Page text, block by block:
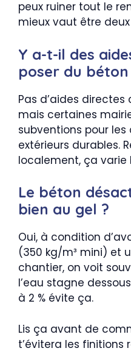
peux ruiner tout le
mieux vaut être
Y a-t-il des
poser du
Pas d’aides directes
mais certaines
subventions pour
extérieurs durables.
localement, ça varie
Le béton
bien au gel ?
Oui, à condition
(350 kg/m³ mini) et
chantier, on voit
l’eau stagne
à 2 % évite ça.
Lis ça avant de
t’évitera les finitions